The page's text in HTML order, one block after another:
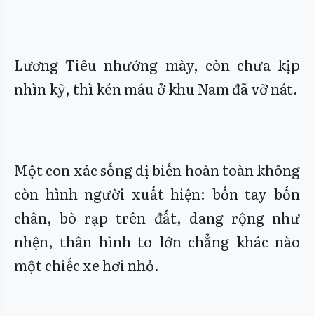
Lương Tiêu nhướng mày, còn chưa kịp
nhìn kỹ, thì kén máu ở khu Nam đã vỡ nát.
Một con xác sống dị biến hoàn toàn không
còn hình người xuất hiện: bốn tay bốn
chân, bò rạp trên đất, dang rộng như
nhện, thân hình to lớn chẳng khác nào
một chiếc xe hơi nhỏ.